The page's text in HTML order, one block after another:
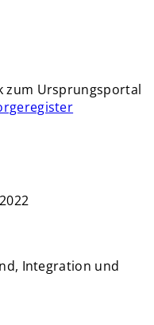
zum Ursprungsportal
Integration und